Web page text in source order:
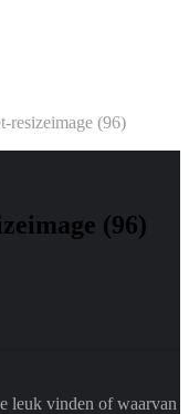
resizeimage (96)
(96)
leuk vinden of waarvan